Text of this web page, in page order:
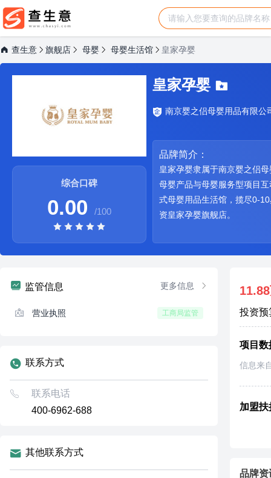
查生意 旗舰店 母婴 母婴生活馆 皇家孕婴
综合口碑
0.00 /100
皇家孕婴
南京婴之侣母婴用品有限公
品牌简介：
皇家孕婴隶属于南京婴之侣
母婴产品与母婴服务型项目
式母婴用品生活馆，揽尽0-
资皇家孕婴旗舰店。
监管信息 更多信息
营业执照 工商局监管
联系方式
联系电话
400-6962-688
其他联系方式
投资预
项目数
信息来
加盟扶
品牌资